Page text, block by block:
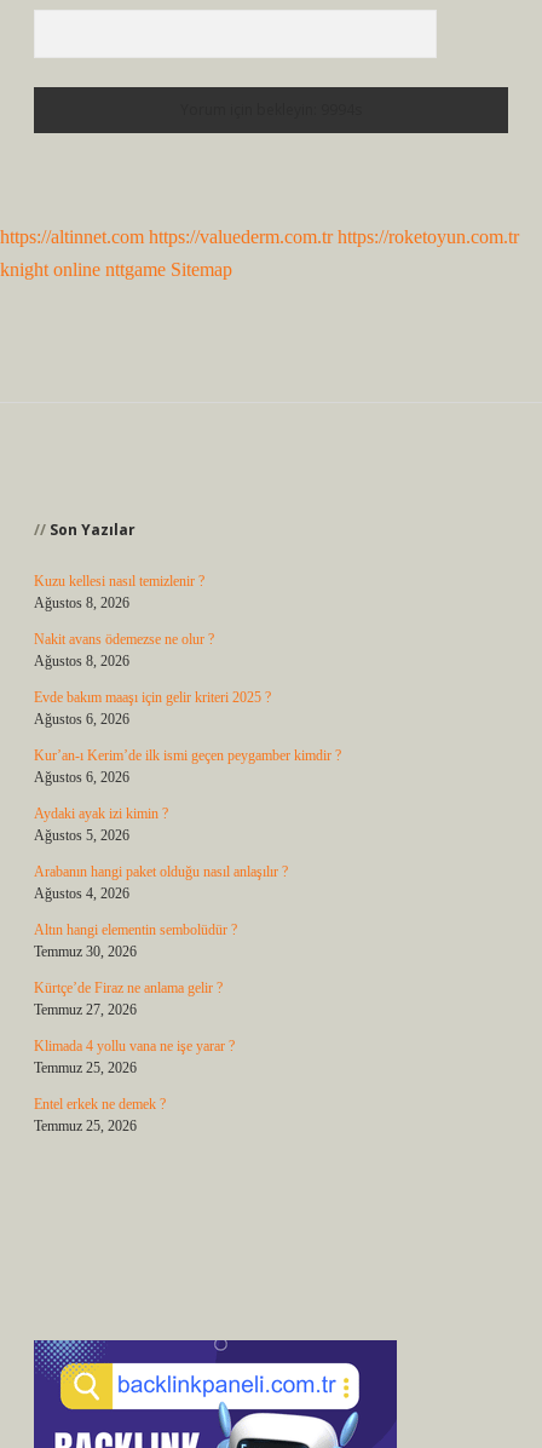
https://altinnet.com https://valuederm.com.tr https://roketoyun.com.tr
knight online nttgame Sitemap
Son Yazılar
Kuzu kellesi nasıl temizlenir ?
Ağustos 8, 2026
Nakit avans ödemezse ne olur ?
Ağustos 8, 2026
Evde bakım maaşı için gelir kriteri 2025 ?
Ağustos 6, 2026
Kur’an-ı Kerim’de ilk ismi geçen peygamber kimdir ?
Ağustos 6, 2026
Aydaki ayak izi kimin ?
Ağustos 5, 2026
Arabanın hangi paket olduğu nasıl anlaşılır ?
Ağustos 4, 2026
Altın hangi elementin sembolüdür ?
Temmuz 30, 2026
Kürtçe’de Firaz ne anlama gelir ?
Temmuz 27, 2026
Klimada 4 yollu vana ne işe yarar ?
Temmuz 25, 2026
Entel erkek ne demek ?
Temmuz 25, 2026